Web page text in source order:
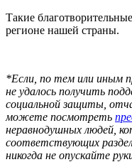
Такие
регионе нашей страны.
*Если, по тем или иным
не удалось получить
социальной защиты,
можете посмотреть
неравнодушных людей,
соответствующих
никогда не опускайте